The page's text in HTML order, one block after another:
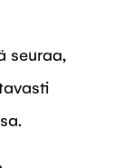
seuraa,